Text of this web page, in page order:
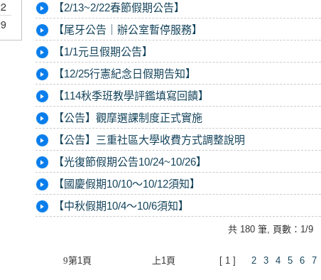
【2/13~2/22春節假期公告】
【尾牙公告｜辦公室暫停服務】
【1/1元旦假期公告】
【12/25行憲紀念日假期告知】
【114秋季班教學評鑑填寫回饋】
【公告】觀摩選課制度正式實施
【公告】三重社區大學收費方式調整說明
【光復節假期公告10/24~10/26】
【國慶假期10/10～10/12須知】
【中秋假期10/4～10/6須知】
共 180 筆, 頁數：1/9
9第1頁 上1頁 [ 1 ] 2 3 4 5 6 7